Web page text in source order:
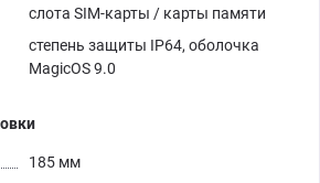
слота SIM-карты / карты памяти
степень защиты IP64, оболочка
MagicOS 9.0
185 мм